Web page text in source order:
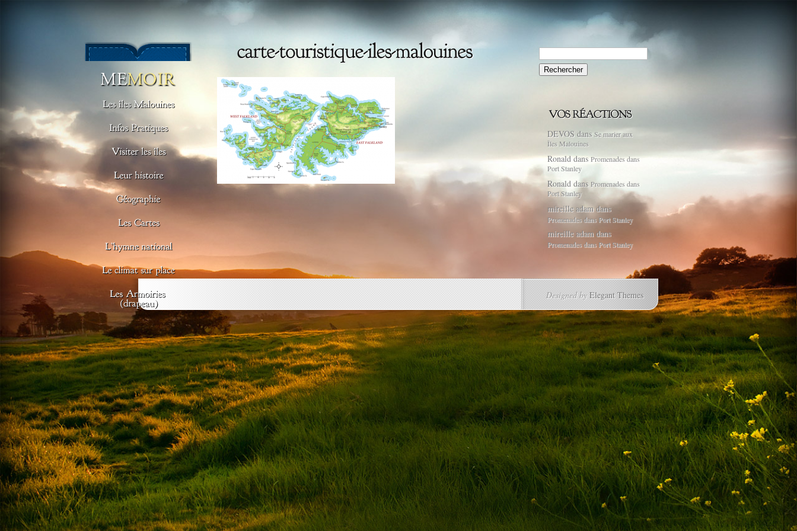
Rechercher :
DEVOS dansSe marier aux
Îles Malouines
RonalddansPromenades dans
Port Stanley
Ronald dans Promenades dans
Port Stanley
mireille adam dans
Promenades dans Port Stanley
mireille adam dans
Promenades dans Port Stanley
Designed byElegant Themes